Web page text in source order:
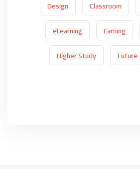
Classroom
Design
Earning
eLearning
Future
Higher Study